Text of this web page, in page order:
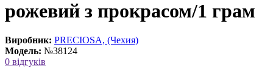
рожевий з прокрасом/1 грам
Виробник: PRECIOSA, (Чехия)
Модель: №38124
0 відгуків